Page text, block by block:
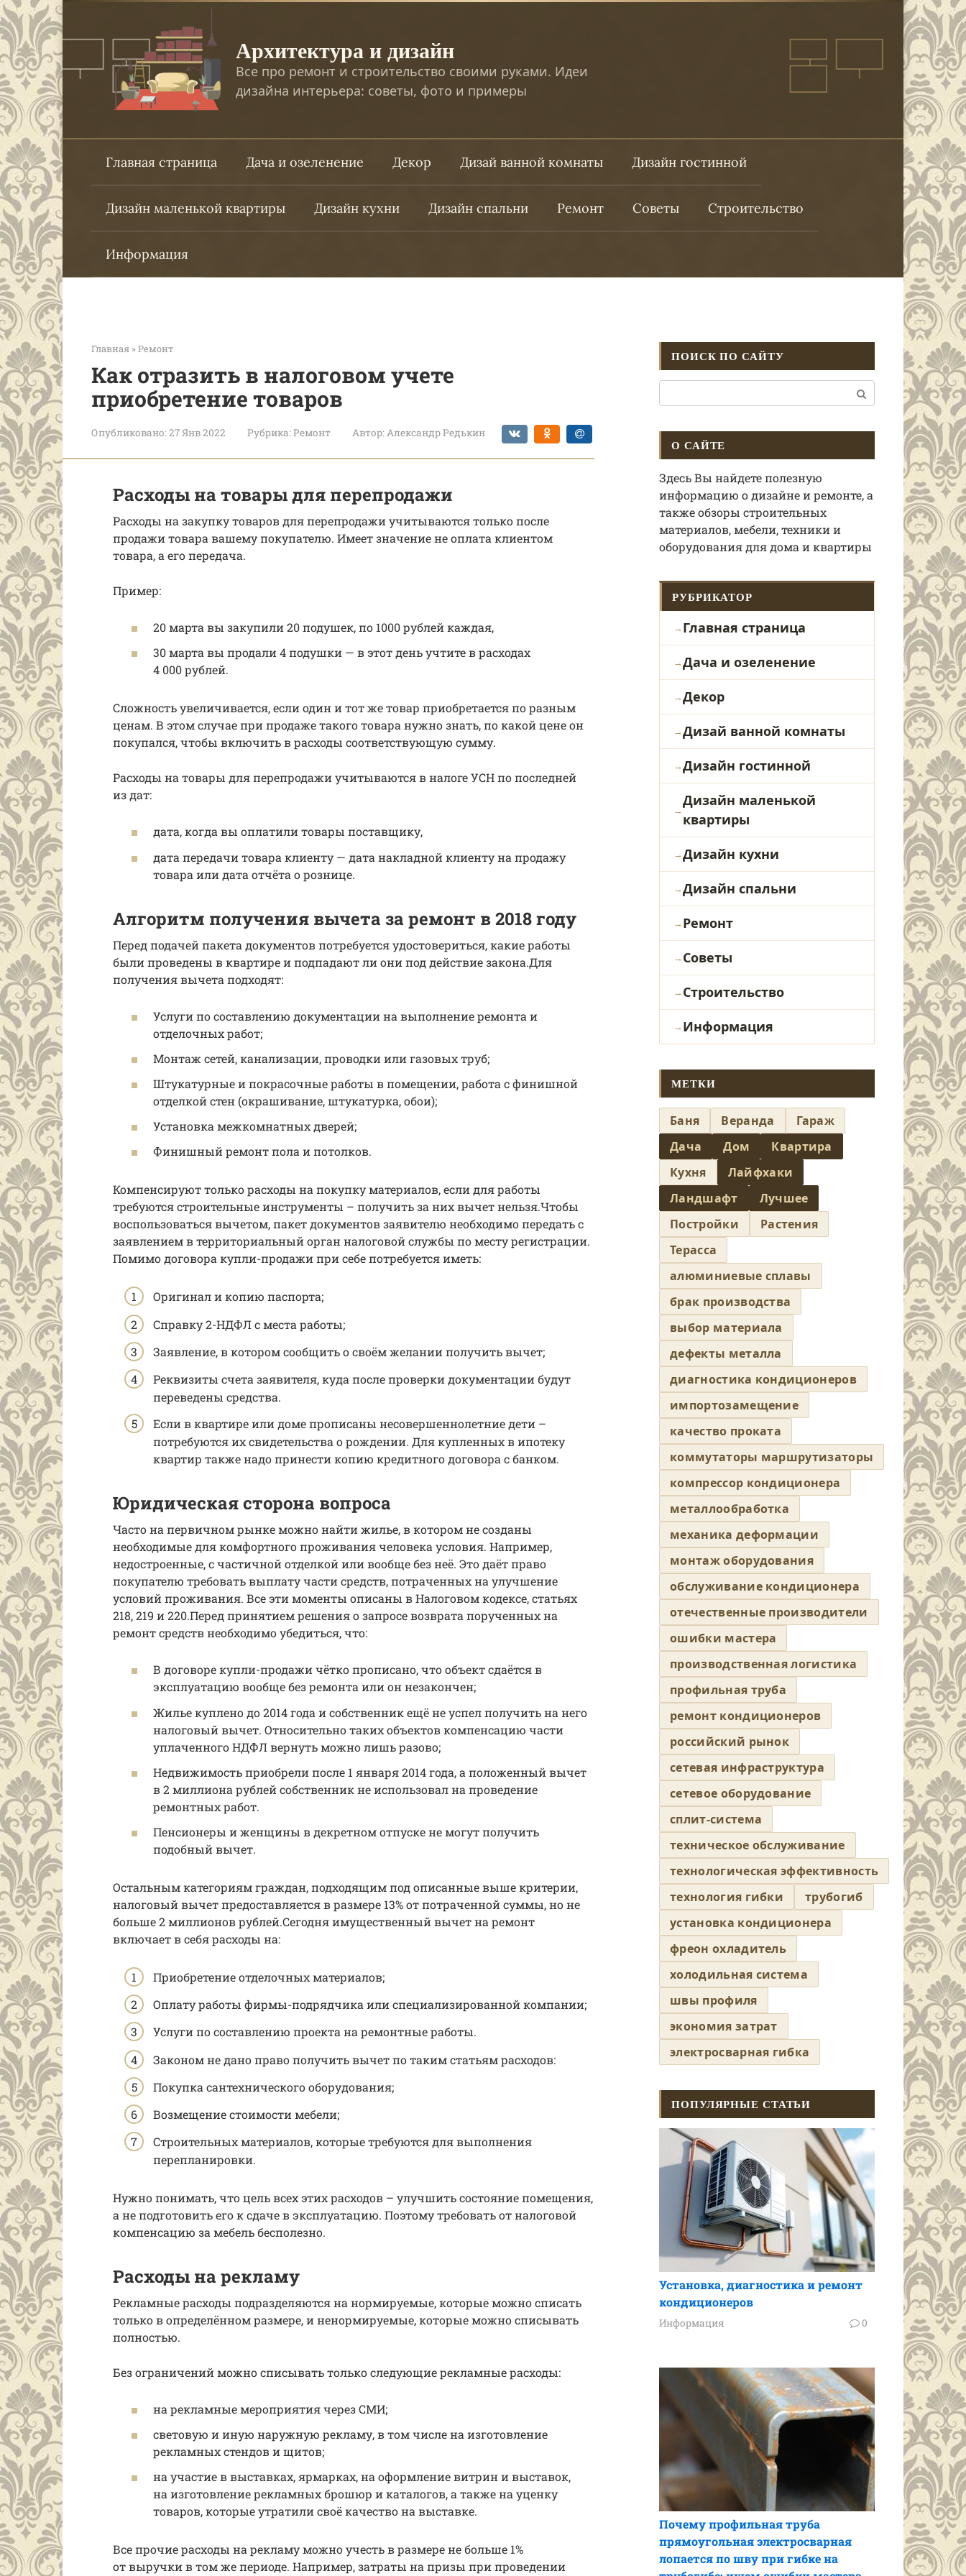
Перейти
к
контенту
Архитектура и дизайн
Все про ремонт и строительство своими руками. Идеи
дизайна интерьера: советы, фото и примеры
Главная страница Дача и озеленение Декор Дизай ванной комнаты Дизайн гостинной
Дизайн маленькой квартиры Дизайн кухни Дизайн спальни Ремонт Советы Строительство
Информация
Главная »Ремонт
Как отразить в налоговом учете
приобретение товаров
Опубликовано:27 Янв 2022 Рубрика:Ремонт Автор:Александр Редькин
Расходы на товары для перепродажи
Расходы на закупку товаров для перепродажи учитываются только после
продажи товара вашему покупателю. Имеет значение не оплата клиентом
товара, а его передача.
Пример:
20 марта вы закупили 20 подушек, по 1000 рублей каждая,
30 марта вы продали 4 подушки — в этот день учтите в расходах
4 000 рублей.
Сложность увеличивается, если один и тот же товар приобретается по разным
ценам. В этом случае при продаже такого товара нужно знать, по какой цене он
покупался, чтобы включить в расходы соответствующую сумму.
Расходы на товары для перепродажи учитываются в налоге УСН по последней
из дат:
дата, когда вы оплатили товары поставщику,
дата передачи товара клиенту — дата накладной клиенту на продажу
товара или дата отчёта о рознице.
Алгоритм получения вычета за ремонт в 2018 году
Перед подачей пакета документов потребуется удостовериться, какие работы
были проведены в квартире и подпадают ли они под действие закона.Для
получения вычета подходят:
Услуги по составлению документации на выполнение ремонта и
отделочных работ;
Монтаж сетей, канализации, проводки или газовых труб;
Штукатурные и покрасочные работы в помещении, работа с финишной
отделкой стен (окрашивание, штукатурка, обои);
Установка межкомнатных дверей;
Финишный ремонт пола и потолков.
Компенсируют только расходы на покупку материалов, если для работы
требуются строительные инструменты – получить за них вычет нельзя.Чтобы
воспользоваться вычетом, пакет документов заявителю необходимо передать с
заявлением в территориальный орган налоговой службы по месту регистрации.
Помимо договора купли-продажи при себе потребуется иметь:
Оригинал и копию паспорта;
Справку 2-НДФЛ с места работы;
Заявление, в котором сообщить о своём желании получить вычет;
Реквизиты счета заявителя, куда после проверки документации будут
переведены средства.
Если в квартире или доме прописаны несовершеннолетние дети –
потребуются их свидетельства о рождении. Для купленных в ипотеку
квартир также надо принести копию кредитного договора с банком.
Юридическая сторона вопроса
Часто на первичном рынке можно найти жилье, в котором не созданы
необходимые для комфортного проживания человека условия. Например,
недостроенные, с частичной отделкой или вообще без неё. Это даёт право
покупателю требовать выплату части средств, потраченных на улучшение
условий проживания. Все эти моменты описаны в Налоговом кодексе, статьях
218, 219 и 220.Перед принятием решения о запросе возврата порученных на
ремонт средств необходимо убедиться, что:
В договоре купли-продажи чётко прописано, что объект сдаётся в
эксплуатацию вообще без ремонта или он незакончен;
Жилье куплено до 2014 года и собственник ещё не успел получить на него
налоговый вычет. Относительно таких объектов компенсацию части
уплаченного НДФЛ вернуть можно лишь разово;
Недвижимость приобрели после 1 января 2014 года, а положенный вычет
в 2 миллиона рублей собственник не использовал на проведение
ремонтных работ.
Пенсионеры и женщины в декретном отпуске не могут получить
подобный вычет.
Остальным категориям граждан, подходящим под описанные выше критерии,
налоговый вычет предоставляется в размере 13% от потраченной суммы, но не
больше 2 миллионов рублей.Сегодня имущественный вычет на ремонт
включает в себя расходы на:
Приобретение отделочных материалов;
Оплату работы фирмы-подрядчика или специализированной компании;
Услуги по составлению проекта на ремонтные работы.
Законом не дано право получить вычет по таким статьям расходов:
Покупка сантехнического оборудования;
Возмещение стоимости мебели;
Строительных материалов, которые требуются для выполнения
перепланировки.
Нужно понимать, что цель всех этих расходов – улучшить состояние помещения,
а не подготовить его к сдаче в эксплуатацию. Поэтому требовать от налоговой
компенсацию за мебель бесполезно.
Расходы на рекламу
Рекламные расходы подразделяются на нормируемые, которые можно списать
только в определённом размере, и ненормируемые, которые можно списывать
полностью.
Без ограничений можно списывать только следующие рекламные расходы:
на рекламные мероприятия через СМИ;
световую и иную наружную рекламу, в том числе на изготовление
рекламных стендов и щитов;
на участие в выставках, ярмарках, на оформление витрин и выставок,
на изготовление рекламных брошюр и каталогов, а также на уценку
товаров, которые утратили своё качество на выставке.
Все прочие расходы на рекламу можно учесть в размере не больше 1%
от выручки в том же периоде. Например, затраты на призы при проведении
ПОИСК ПО САЙТУ
О САЙТЕ
Здесь Вы найдете полезную
информацию о дизайне и ремонте, а
также обзоры строительных
материалов, мебели, техники и
оборудования для дома и квартиры
РУБРИКАТОР
Главная страница
Дача и озеленение
Декор
Дизай ванной комнаты
Дизайн гостинной
Дизайн маленькой
квартиры
Дизайн кухни
Дизайн спальни
Ремонт
Советы
Строительство
Информация
МЕТКИ
Баня Веранда
Гараж
Дача
Дом
Квартира
Кухня
Лайфхаки
Ландшафт
Лучшее
Постройки
Растения
Терасса
алюминиевые сплавы
брак производства
выбор материала
дефекты металла
диагностика кондиционеров
импортозамещение
качество проката
коммутаторы маршрутизаторы
компрессор кондиционера
металлообработка
механика деформации
монтаж оборудования
обслуживание кондиционера
отечественные производители
ошибки мастера
производственная логистика
профильная труба
ремонт кондиционеров
российский рынок
сетевая инфраструктура
сетевое оборудование
сплит-система
техническое обслуживание
технологическая эффективность
технология гибки
трубогиб
установка кондиционера
фреон охладитель
холодильная система
швы профиля
экономия затрат
электросварная гибка
ПОПУЛЯРНЫЕ СТАТЬИ
Установка, диагностика и ремонт
кондиционеров
Информация 0
Почему профильная труба
прямоугольная электросварная
лопается по шву при гибке на